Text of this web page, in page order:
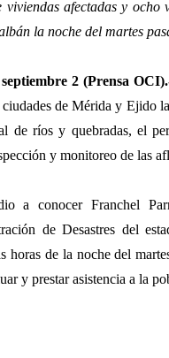
viviendas afectadas y
la noche del martes
2 (Prensa
ciudades de Mérida y Ejido
de ríos y quebradas, el
y monitoreo de las
a conocer Franchel
de Desastres del
horas de la noche del
y prestar asistencia a la